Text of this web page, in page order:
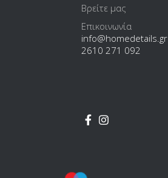
Βρείτε μας
Επικοινωνία
info@homedetails.gr
2610 271 092